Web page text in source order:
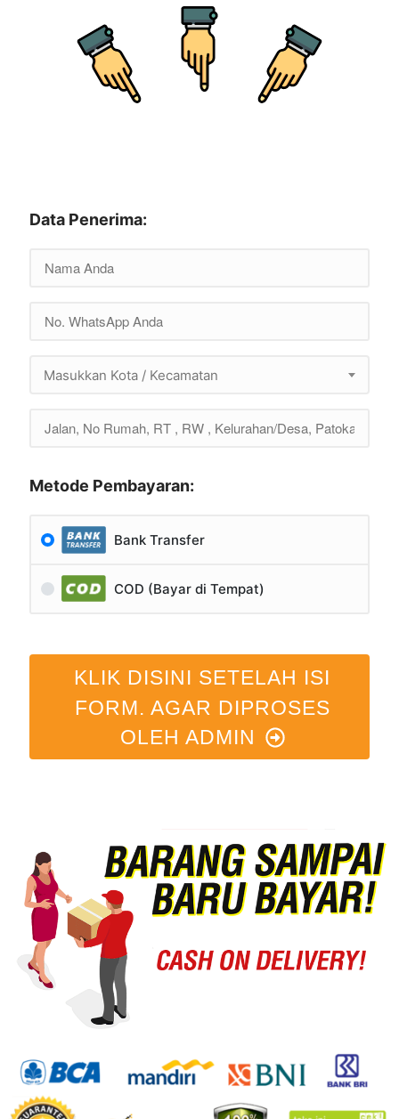
Data Penerima:
Masukkan Kota / Kecamatan
Metode Pembayaran:
Bank Transfer
COD (Bayar di Tempat)
KLIK DISINI SETELAH ISI
FORM. AGAR DIPROSES
OLEH ADMIN